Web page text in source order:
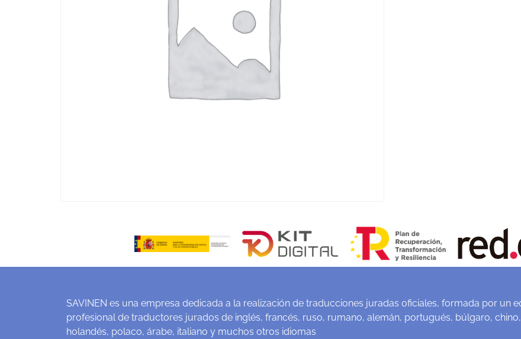
SAVINEN es una empresa dedicada a la realización de traducciones juradas oficiales, formada por un
profesional de traductores jurados de inglés, francés, ruso, rumano, alemán, portugués, búlgaro, chino,
holandés, polaco, árabe, italiano y muchos otros idiomas